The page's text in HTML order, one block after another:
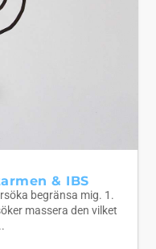
& IBS
begränsa mig. 1.
massera den vilket